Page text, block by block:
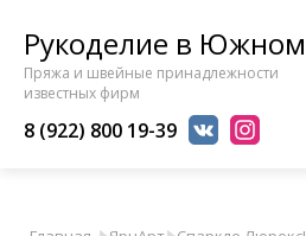
Рукоделие в Южном
Пряжа и швейные принадлежности
известных фирм
8 (922) 800 19-39